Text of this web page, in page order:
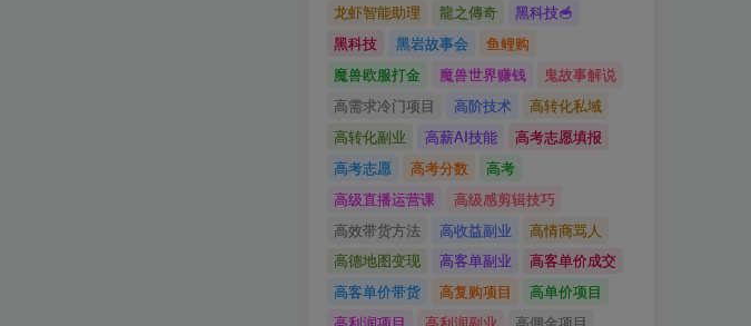
龙虾智能助理 龍之傳奇
黑科技🥣
黑科技
黑岩故事会
鱼鲤购
魔兽欧服打金
魔兽世界赚钱
鬼故事解说
高需求冷门项目
高阶技术
高转化私域
高转化副业
高薪AI技能
高考志愿填报
高考志愿
高考分数
高考
高级直播运营课
高级感剪辑技巧
高效带货方法
高收益副业
高情商骂人
高德地图变现
高客单副业
高客单价成交
高客单价带货
高复购项目
高单价项目